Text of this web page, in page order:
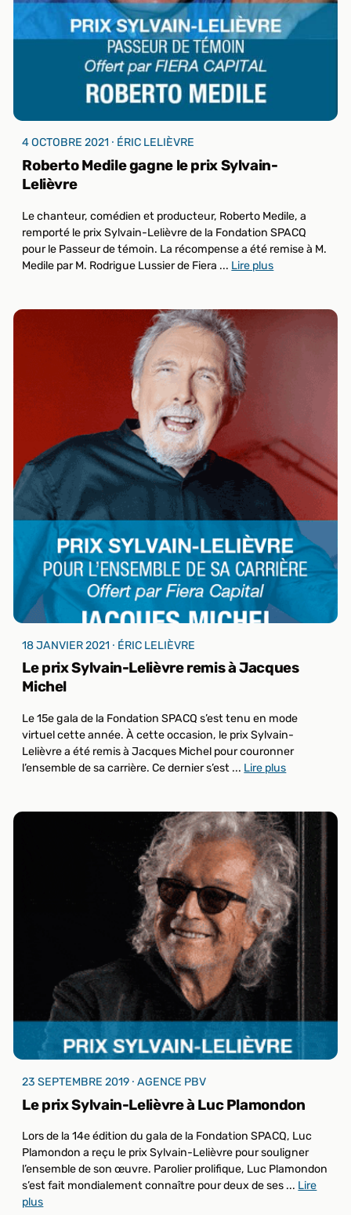
Roberto Medile gagne le prix Sylvain-
Lelièvre
4 OCTOBRE 2021 ⸱ ÉRIC LELIÈVRE
Le chanteur, comédien et producteur, Roberto Medile, a
remporté le prix Sylvain-Lelièvre de la Fondation SPACQ
pour le Passeur de témoin. La récompense a été remise à M.
Medile par M. Rodrigue Lussier de Fiera ... Lire plus
Le prix Sylvain-Lelièvre remis à Jacques
Michel
18 JANVIER 2021 ⸱ ÉRIC LELIÈVRE
Le 15e gala de la Fondation SPACQ s’est tenu en mode
virtuel cette année. À cette occasion, le prix Sylvain-
Lelièvre a été remis à Jacques Michel pour couronner
l’ensemble de sa carrière. Ce dernier s’est ... Lire plus
Le prix Sylvain-Lelièvre à Luc Plamondon
23 SEPTEMBRE 2019 ⸱ AGENCE PBV
Lors de la 14e édition du gala de la Fondation SPACQ, Luc
Plamondon a reçu le prix Sylvain-Lelièvre pour souligner
l’ensemble de son œuvre. Parolier prolifique, Luc Plamondon
s’est fait mondialement connaître pour deux de ses ... Lire
plus